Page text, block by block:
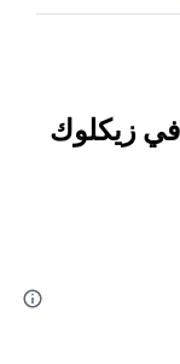
في زيكلوك